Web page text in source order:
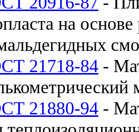
на
21718-84 -
21880-94 -